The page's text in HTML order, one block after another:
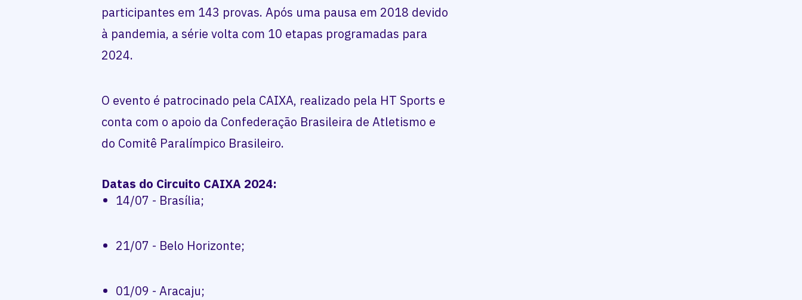
participantes em 143 provas. Após uma pausa em 2018 devido
à pandemia, a série volta com 10 etapas programadas para
2024.
O evento é patrocinado pela CAIXA, realizado pela HT Sports e
conta com o apoio da Confederação Brasileira de Atletismo e
do Comitê Paralímpico Brasileiro.
Datas do Circuito CAIXA 2024:
14/07 - Brasília;
21/07 - Belo Horizonte;
01/09 - Aracaju;